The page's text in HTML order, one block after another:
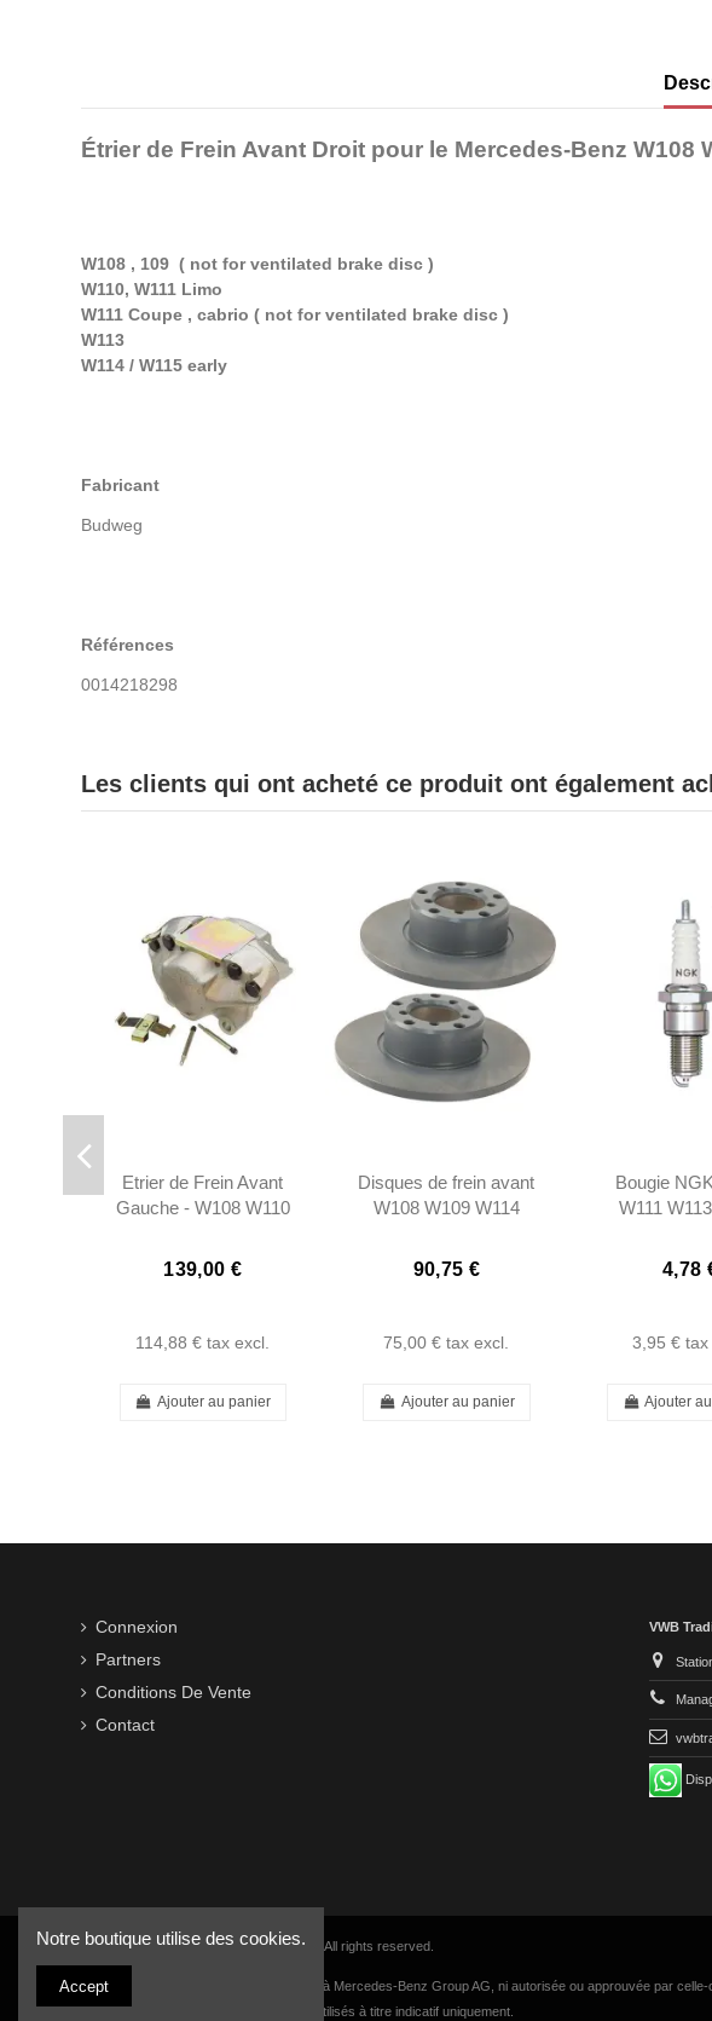
Étrier de Frein Avant Droit pour le Mercedes-Benz W108
W108 , 109 ( not for ventilated brake disc )
W110, W111 Limo
W111 Coupe , cabrio ( not for ventilated brake disc )
W113
W114 / W115 early
Fabricant
Budweg
Références
0014218298
Les clients qui ont acheté ce produit ont également
Etrier de Frein Avant
Gauche - W108 W110
W113 - 0014218198
139,00 €
114,88 € tax excl.
Ajouter au panier
Disques de frein avant
W108 W109 W114
250/280SLW113
90,75 €
75,00 € tax excl.
Ajouter au panier
Bougie
W111
4,78
3,95 € tax
Ajouter
Connexion
Partners
Conditions De Vente
Contact
VWB
Copyright © 2016-2026 VWB Trading BV. All rights reserved.
La société VWB Trading n'est pas affiliée à Mercedes-Benz Group AG, ni autorisée ou approuvée par celle-
numéros de pièces et descriptions sont utilisés à titre indicatif uniquement.
Notre boutique utilise des cookies.
Accept